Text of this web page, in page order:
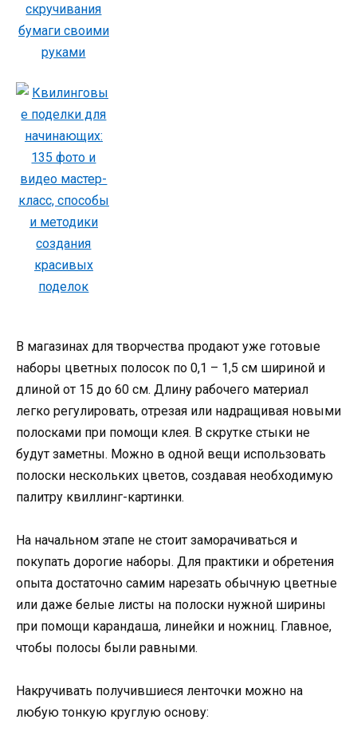
В магазинах для творчества продают уже готовые
наборы цветных полосок по 0,1 – 1,5 см шириной и
длиной от 15 до 60 см. Длину рабочего материал
легко регулировать, отрезая или надращивая новыми
полосками при помощи клея. В скрутке стыки не
будут заметны. Можно в одной вещи использовать
полоски нескольких цветов, создавая необходимую
палитру квиллинг-картинки.
На начальном этапе не стоит заморачиваться и
покупать дорогие наборы. Для практики и обретения
опыта достаточно самим нарезать обычную цветные
или даже белые листы на полоски нужной ширины
при помощи карандаша, линейки и ножниц. Главное,
чтобы полосы были равными.
Накручивать получившиеся ленточки можно на
любую тонкую круглую основу: